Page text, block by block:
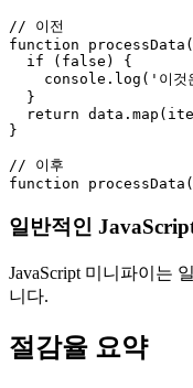
// 이전
function
  if (false) {
console.log('이것
  }
return
}
// 이후
일반적인
JavaScript 미니파이는
니다.
절감율 요약